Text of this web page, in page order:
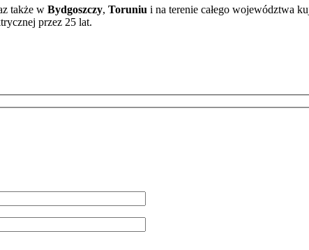
także w Bydgoszczy, Toruniu i na terenie całego województwa
przez 25 lat.